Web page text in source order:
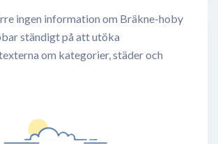
ingen information om Bräkne-hoby
ständigt på att utöka
om kategorier, städer och